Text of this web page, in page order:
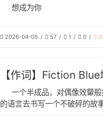
想成为你
2026-04-05 57 1 0
【作词】Fiction Blue
一个半成品，对偶像效颦
的语言去书写一个不破碎的故事